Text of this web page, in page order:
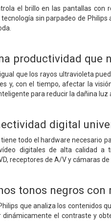
el brillo en las pantallas con
sin parpadeo de
productividad que
que los rayos ultravioleta
y, con el tiempo, afectar la
para reducir la dañina luz
digital
todo el hardware necesario
digitales de alta calidad
receptores de A/V y cámaras de
tonos negros con
que analiza los contenidos
el contraste y